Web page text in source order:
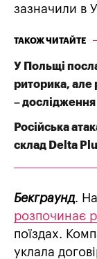
зазначили в
ТАКОЖ ЧИТАЙТЕ
У Польщі
риторика, але
– дослідження
Російська
склад Delta
Бекграунд.
розпочинає
поїздах.
уклала